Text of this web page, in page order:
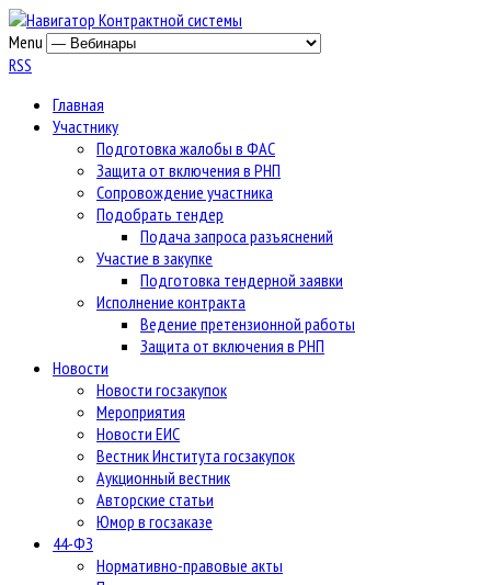
Menu
RSS
Главная
Участнику
Подготовка жалобы в ФАС
Защита от включения в РНП
Сопровождение участника
Подобрать тендер
Подача запроса разъяснений
Участие в закупке
Подготовка тендерной заявки
Исполнение контракта
Ведение претензионной работы
Защита от включения в РНП
Новости
Новости госзакупок
Мероприятия
Новости ЕИС
Вестник Института госзакупок
Аукционный вестник
Авторские статьи
Юмор в госзаказе
44-ФЗ
Нормативно-правовые акты